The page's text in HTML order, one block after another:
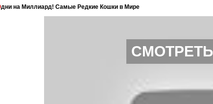
Одни на Миллиард! Самые Редкие Кошки в Мире